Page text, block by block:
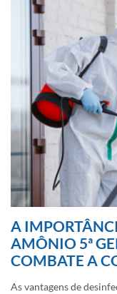
A
AMÔNIO 5ª
COMBATE A
As vantagens de